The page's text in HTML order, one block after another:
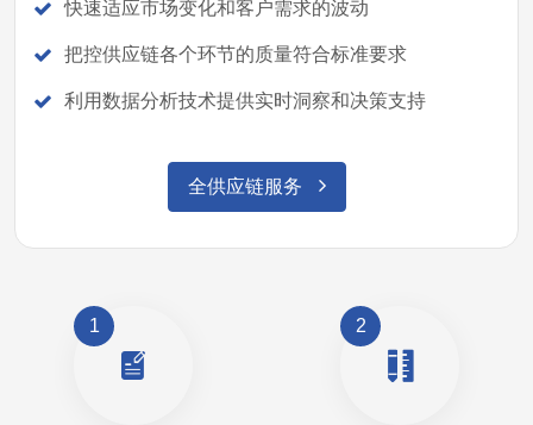
快速适应市场变化和客户需求的波动
把控供应链各个环节的质量符合标准要求
利用数据分析技术提供实时洞察和决策支持
全供应链服务
1 2